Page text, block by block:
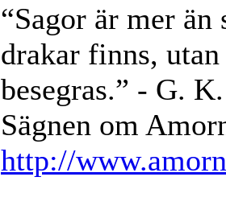
“Sagor är mer
drakar finns,
besegras.” - G.
Sägnen om
http://